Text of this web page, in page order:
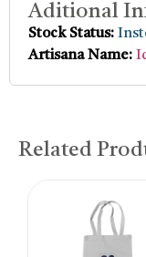
Aditional
Stock Status:
Artisana Name:
Related